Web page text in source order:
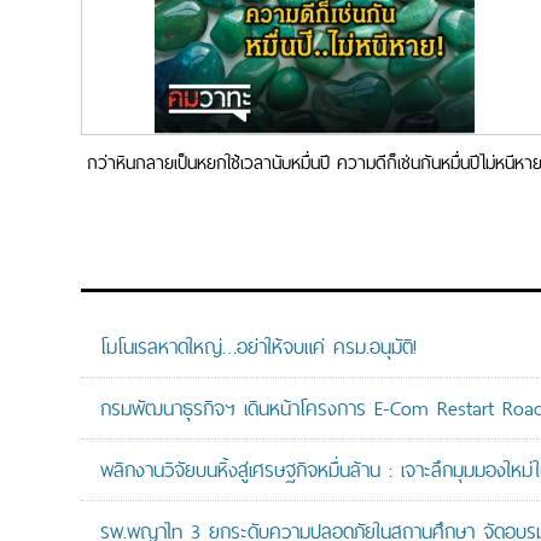
กว่าหินกลายเป็นหยกใช้เวลานับหมื่นปี ความดีก็เช่นกันหมื่นปีไม่หนีหา
โมโนเรลหาดใหญ่…อย่าให้จบแค่ ครม.อนุมัติ!
กรมพัฒนาธุรกิจฯ เดินหน้าโครงการ E-Com Restart
พลิกงานวิจัยบนหิ้งสู่เศรษฐกิจหมื่นล้าน : เจาะลึกมุมมองให
รพ.พญาไท 3 ยกระดับความปลอดภัยในสถานศึกษา จัดอบ